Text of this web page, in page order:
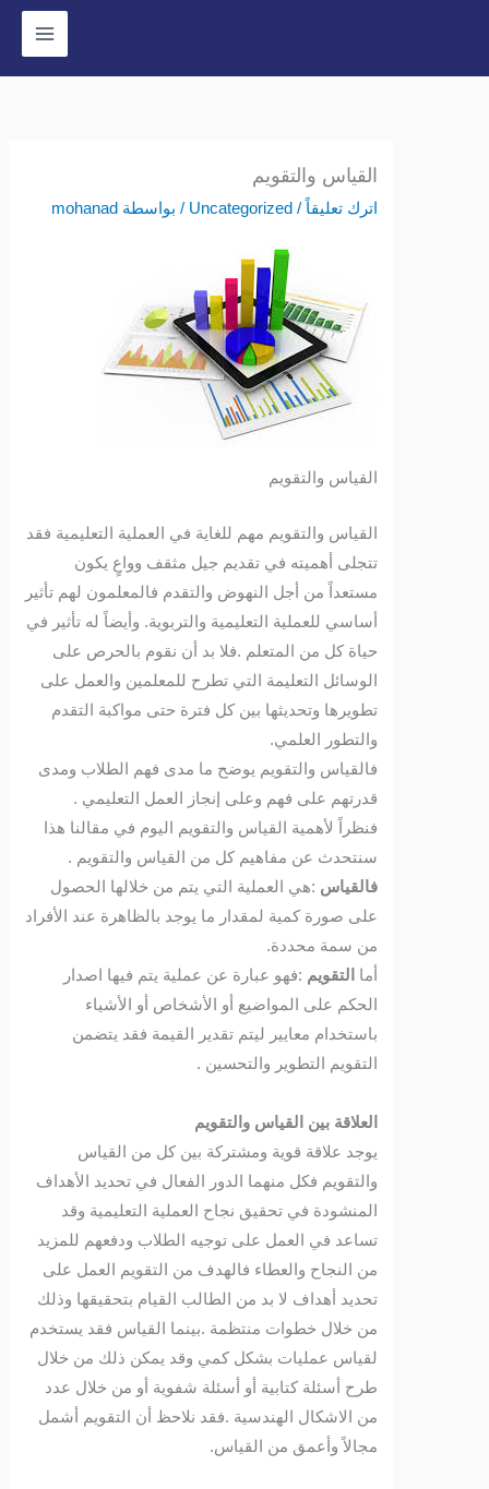
القياس والتقويم
اترك تعليقاً /
Uncategorized/ بواسطة mohanad
القياس والتقويم
القياس والتقويم مهم للغاية في العملية التعليمية فقد
تتجلى أهميته في تقديم جيل مثقف وواعٍ يكون
مستعداً من أجل النهوض والتقدم فالمعلمون لهم تأثير
أساسي للعملية التعليمية والتربوية. وأيضاً له تأثير في
حياة كل من المتعلم .فلا بد أن نقوم بالحرص على
الوسائل التعليمة التي تطرح للمعلمين والعمل على
تطويرها وتحديثها بين كل فترة حتى مواكبة التقدم
والتطور العلمي.
فالقياس والتقويم يوضح ما مدى فهم الطلاب ومدى
قدرتهم على فهم وعلى إنجاز العمل التعليمي .
فنظراً لأهمية القياس والتقويم اليوم في مقالنا هذا
سنتحدث عن مفاهيم كل من القياس والتقويم .
فالقياس:هي العملية التي يتم من خلالها الحصول
على صورة كمية لمقدار ما يوجد بالظاهرة عند الأفراد
من سمة محددة.
التقويم:فهو عبارة عن عملية يتم فيها اصدار
الحكم على المواضيع أو الأشخاص أو الأشياء
باستخدام معايير ليتم تقدير القيمة فقد يتضمن
التقويم التطوير والتحسين .
العلاقة بين القياس والتقويم
يوجد علاقة قوية ومشتركة بين كل من القياس
والتقويم فكل منهما الدور الفعال في تحديد الأهداف
المنشودة في تحقيق نجاح العملية التعليمية وقد
تساعد في العمل على توجيه الطلاب ودفعهم للمزيد
من النجاح والعطاء فالهدف من التقويم العمل على
تحديد أهداف لا بد من الطالب القيام بتحقيقها وذلك
من خلال خطوات منتظمة .بينما القياس فقد يستخدم
لقياس عمليات بشكل كمي وقد يمكن ذلك من خلال
طرح أسئلة كتابية أو أسئلة شفوية أو من خلال عدد
من الاشكال الهندسية .فقد نلاحظ أن التقويم أشمل
مجالاً وأعمق من القياس.